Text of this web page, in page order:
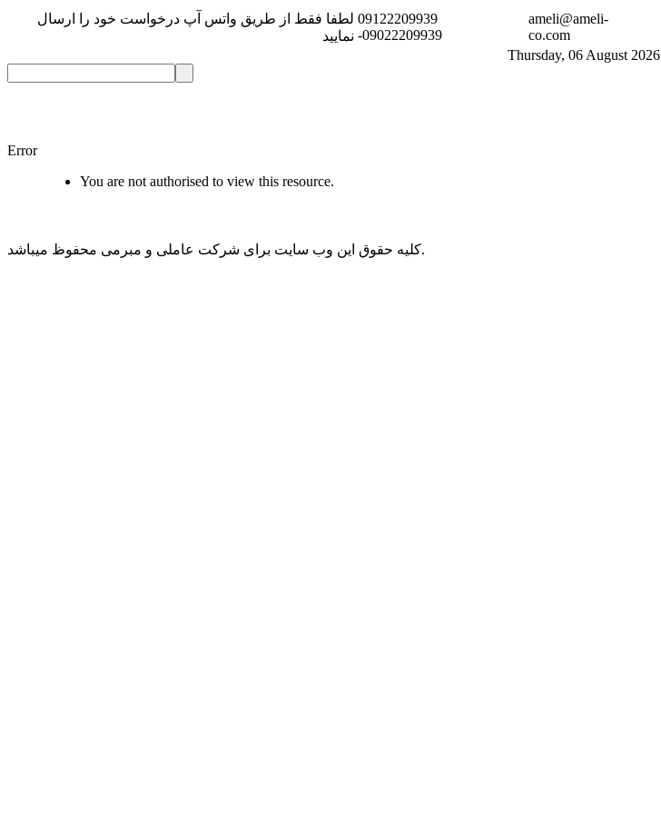
لطفا فقط از طریق واتس آپ درخواست خود را ارسال
نمایید
09122209939
-09022209939
ameli@ameli-
co.com
Thursday, 06 August 2026
Error
You are not authorised to view this resource.
کلیه حقوق این وب سایت برای شرکت عاملی و مبرمی محفوظ میباشد.